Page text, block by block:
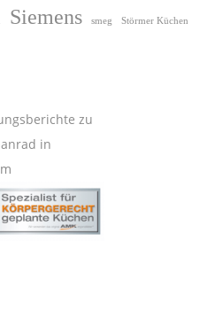
Siemens smeg Störmer Küchen